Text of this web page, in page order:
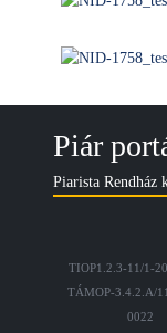
Piár
Piarista Rendház
TIOP1.2.3-11/1-
TÁMOP-3.4.2.A/
0022